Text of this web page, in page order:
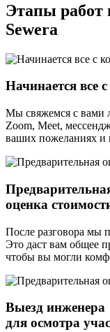
Этапы работ
Sewera
Начинается все
Мы свяжемся с вами
Zoom, Meet,
ваших пожеланиях и
оценка
После разговора мы
Это даст вам общее
чтобы вы могли
Выезд инженера
для осмотра